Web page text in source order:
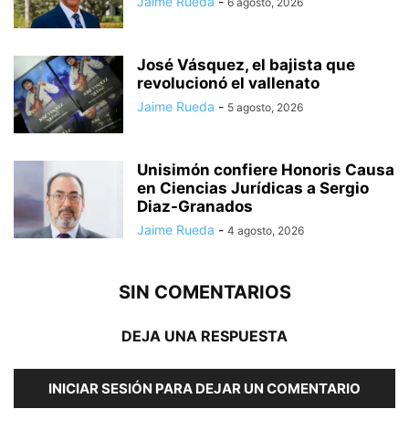
José Vásquez, el bajista que
revolucionó el vallenato
Jaime Rueda - 5 agosto, 2026
Unisimón confiere Honoris Causa
en Ciencias Jurídicas a Sergio
Diaz-Granados
Jaime Rueda - 4 agosto, 2026
SIN COMENTARIOS
DEJA UNA RESPUESTA
INICIAR SESIÓN PARA DEJAR UN COMENTARIO